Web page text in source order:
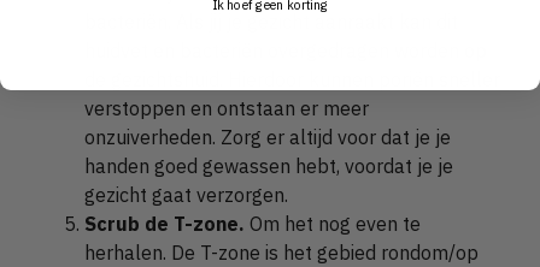
verstoppen en ontstaan er meer
onzuiverheden. Zorg er altijd voor dat je je
handen goed gewassen hebt, voordat je je
gezicht gaat verzorgen.
Scrub de T-zone. Om het nog even te
herhalen. De T-zone is het gebied rondom/op
Ik hoef geen korting